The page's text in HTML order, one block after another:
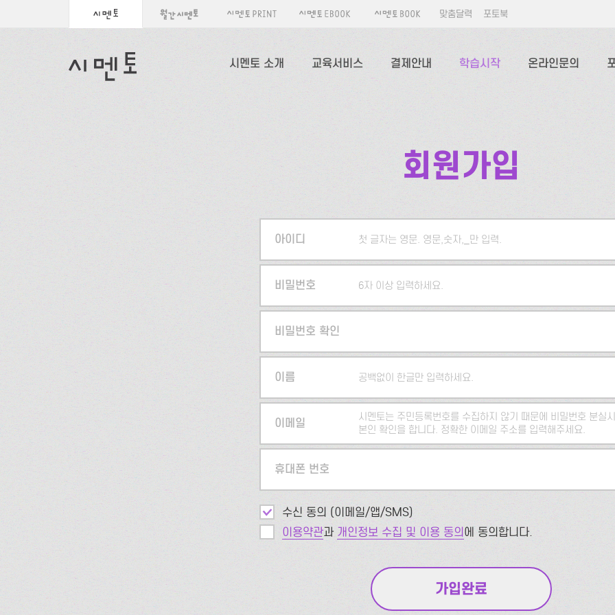
맞춤달력 포토북
시멘토 소개 교육서비스 결제안내 학습시작 온라인문의
회원가입
아이디 첫 글자는 영문. 영문,숫자,_만 입력.
5자 이상 입력하세요.
비밀번호 6자 이상 입력하세요.
비밀번호 확인
이름 공백없이 한글만 입력하세요.
이메일
시멘토는 주민등록번호를 수집하지 않기 때문에 비밀번호 분실
본인 확인을 합니다. 정확한 이메일 주소를 입력해주세요.
휴대폰 번호
수신 동의 (이메일/앱/SMS)
이용약관과 개인정보 수집 및 이용 동의에 동의합니다.